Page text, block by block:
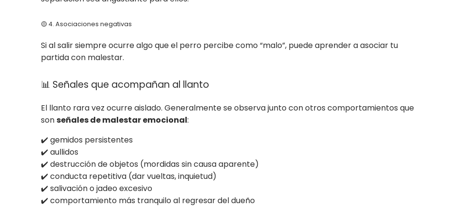
🟡 4. Asociaciones negativas
Si al salir siempre ocurre algo que el perro percibe como “malo”, puede aprender a asociar tu
partida con malestar.
📊 Señales que acompañan al llanto
El llanto rara vez ocurre aislado. Generalmente se observa junto con otros comportamientos que
sonseñales de malestar emocional:
✔️ gemidos persistentes
✔️ aullidos
✔️ destrucción de objetos (mordidas sin causa aparente)
✔️ conducta repetitiva (dar vueltas, inquietud)
✔️ salivación o jadeo excesivo
✔️ comportamiento más tranquilo al regresar del dueño